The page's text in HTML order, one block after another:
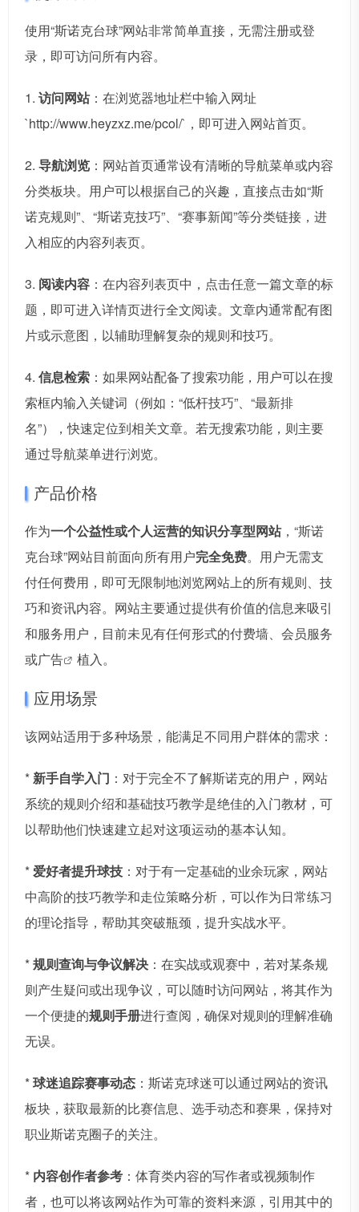
使用“斯诺克台球”网站非常简单直接，无需注册或登
录，即可访问所有内容。
1. 访问网站：在浏览器地址栏中输入网址
`http://www.heyzxz.me/pcol/`，即可进入网站首页。
2. 导航浏览 ：网站首页通常设有清晰的导航菜单或内容
分类板块。用户可以根据自己的兴趣，直接点击如“斯
诺克规则”、“斯诺克技巧”、“赛事新闻”等分类链接，进
入相应的内容列表页。
3. 阅读内容 ：在内容列表页中，点击任意一篇文章的标
题，即可进入详情页进行全文阅读。文章内通常配有图
片或示意图，以辅助理解复杂的规则和技巧。
4. 信息检索 ：如果网站配备了搜索功能，用户可以在搜
索框内输入关键词（例如：“低杆技巧”、“最新排
名”），快速定位到相关文章。若无搜索功能，则主要
通过导航菜单进行浏览。
产品价格
作为一个公益性或个人运营的知识分享型网站，“斯诺
克台球”网站目前面向所有用户完全免费。用户无需支
付任何费用，即可无限制地浏览网站上的所有规则、技
巧和资讯内容。网站主要通过提供有价值的信息来吸引
和服务用户，目前未见有任何形式的付费墙、会员服务
或广告 植入。
应用场景
该网站适用于多种场景，能满足不同用户群体的需求：
*新手自学入门 ：对于完全不了解斯诺克的用户，网站
系统的规则介绍和基础技巧教学是绝佳的入门教材，可
以帮助他们快速建立起对这项运动的基本认知。
*爱好者提升球技 ：对于有一定基础的业余玩家，网站
中高阶的技巧教学和走位策略分析，可以作为日常练习
的理论指导，帮助其突破瓶颈，提升实战水平。
*规则查询与争议解决 ：在实战或观赛中，若对某条规
则产生疑问或出现争议，可以随时访问网站，将其作为
一个便捷的规则手册进行查阅，确保对规则的理解准确
无误。
*球迷追踪赛事动态 ：斯诺克球迷可以通过网站的资讯
板块，获取最新的比赛信息、选手动态和赛果，保持对
职业斯诺克圈子的关注。
* 内容创作者参考 ：体育类内容的写作者或视频制作
者，也可以将该网站作为可靠的资料来源，引用其中的